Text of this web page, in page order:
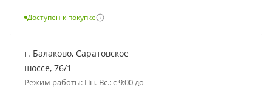
Доступен к покупке
г. Балаково, Саратовское
шоссе, 76/1
Режим работы: Пн.-Вс.: с 9:00 до